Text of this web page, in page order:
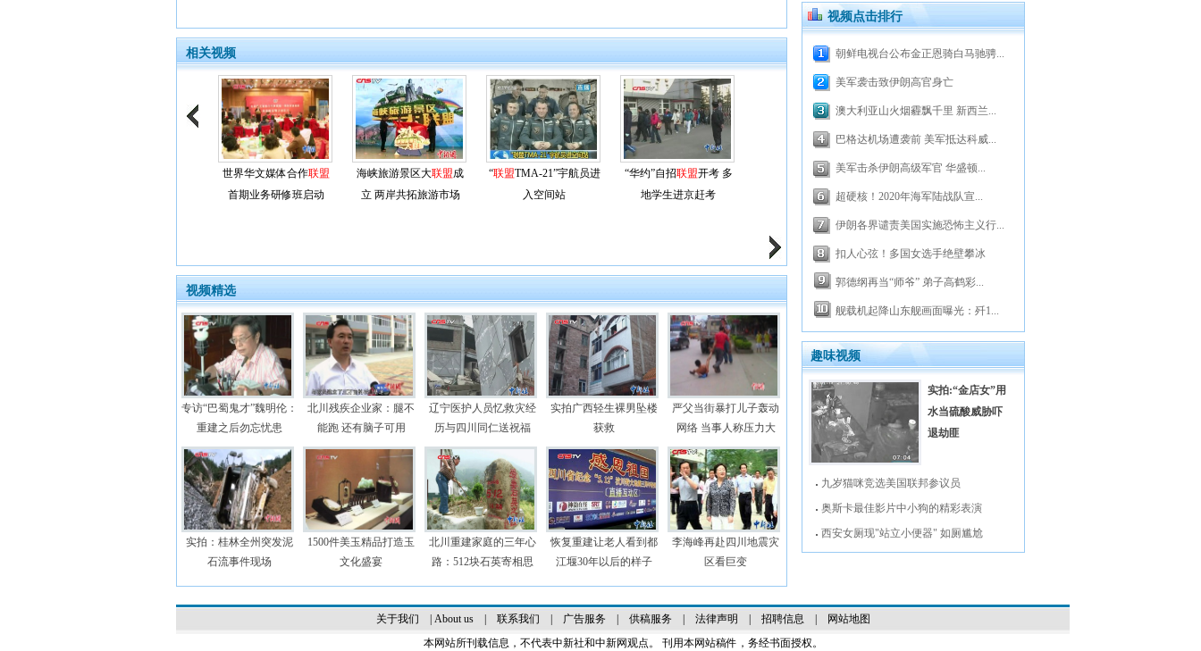
相关视频
世界华文媒体合作联盟
首期业务研修班启动
海峡旅游景区大联盟成
立 两岸共拓旅游市场
“联盟TMA-21”宇航员进
入空间站
“华约”自招联盟开考 多
地学生进京赶考
视频精选
专访“巴蜀鬼才”魏明伦：
重建之后勿忘忧患
北川残疾企业家：腿不
能跑 还有脑子可用
辽宁医护人员忆救灾经
历与四川同仁送祝福
实拍广西轻生裸男坠楼
获救
严父当街暴打儿子轰动
网络 当事人称压力大
实拍：桂林全州突发泥
石流事件现场
1500件美玉精品打造玉
文化盛宴
北川重建家庭的三年心
路：512块石英寄相思
恢复重建让老人看到都
江堰30年以后的样子
李海峰再赴四川地震灾
区看巨变
视频点击排行
朝鲜电视台公布金正恩骑白马驰骋...
美军袭击致伊朗高官身亡
澳大利亚山火烟霾飘千里 新西兰...
巴格达机场遭袭前 美军抵达科威...
美军击杀伊朗高级军官 华盛顿...
超硬核！2020年海军陆战队宣...
伊朗各界谴责美国实施恐怖主义行...
扣人心弦！多国女选手绝壁攀冰
郭德纲再当“师爷” 弟子高鹤彩...
舰载机起降山东舰画面曝光：歼1...
趣味视频
实拍:“金店女”用
水当硫酸威胁吓
退劫匪
九岁猫咪竞选美国联邦参议员
奥斯卡最佳影片中小狗的精彩表演
西安女厕现"站立小便器" 如厕尴尬
关于我们 About us| 联系我们 广告服务| 供稿服务| 法律声明 招聘信息
网站地图
本网站所刊载信息，不代表中新社和中新网观点。 刊用本网站稿件，务经书面授权。